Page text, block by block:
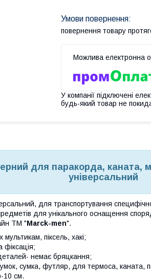
повернення товару
У компанії підключені
будь-який товар не
для паракорда, каната,
універсальний
для транспортування
для унікального оснащення
ТМ "Marck-men".
піксель, хакі;
фіксація;
немає бряцкання;
сумка, футляр, для термоса, каната,
10 см.